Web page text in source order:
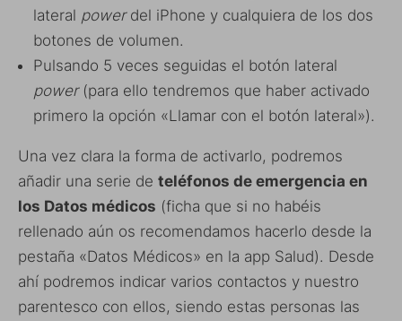
lateral powerdel iPhone y cualquiera de los dos
botones de volumen.
Pulsando 5 veces seguidas el botón lateral
power(para ello tendremos que haber activado
primero la opción «Llamar con el botón lateral»).
Una vez clara la forma de activarlo, podremos
añadir una serie de teléfonos de emergencia en
los Datos médicos (ficha que si no habéis
rellenado aún os recomendamos hacerlo desde la
pestaña «Datos Médicos» en la app Salud). Desde
ahí podremos indicar varios contactos y nuestro
parentesco con ellos, siendo estas personas las